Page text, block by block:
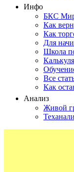
Инфо
БКС
Как
Как
Для
Школа
Все
Как
Анализ
Живой